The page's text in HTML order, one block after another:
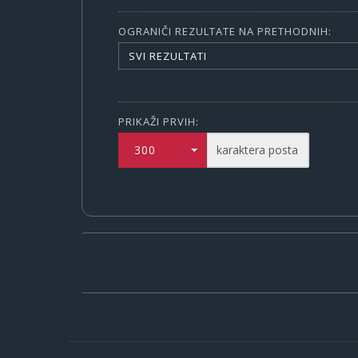
OGRANIČI REZULTATE NA PRETHODNIH:
SVI REZULTATI
PRIKAŽI PRVIH:
300 karaktera posta